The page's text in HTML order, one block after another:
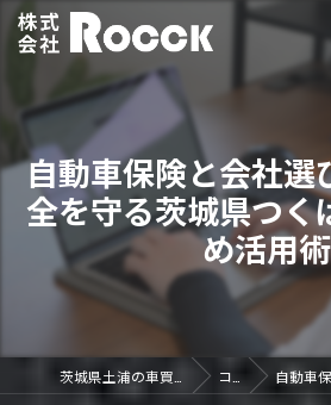
自動車保険と会社選
全を守る茨城県つく
め活用術
コラム 自動車保険と会社